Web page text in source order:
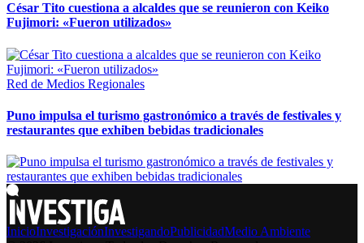
César Tito cuestiona a alcaldes que se reunieron con Keiko
Fujimori: «Fueron utilizados»
Red de Medios Regionales
Puno impulsa el turismo gastronómico a través de festivales y
restaurantes que exhiben bebidas tradicionales
InicioInvestigaciónInvestigandoPublicidadMedio Ambiente